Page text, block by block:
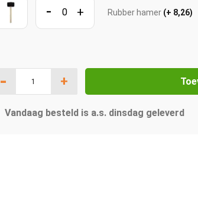
- + Rubber hamer (+ 8,26)
- +
Vandaag besteld is a.s. dinsdag geleverd